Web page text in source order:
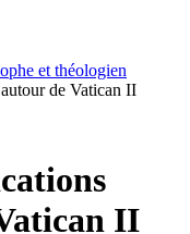
et théologien
de Vatican II
II